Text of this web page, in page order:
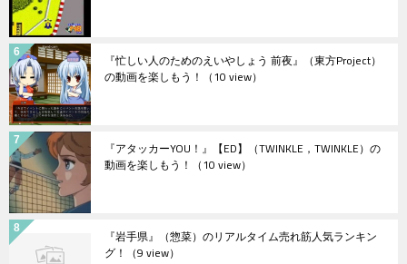
『忙しい人のためのえいやしょう 前夜』（東方Project）
の動画を楽しもう！ （10 view）
『アタッカーYOU！』【ED】（TWINKLE，TWINKLE）の
動画を楽しもう！ （10 view）
『岩手県』（惣菜）のリアルタイム売れ筋人気ランキン
グ！ （9 view）